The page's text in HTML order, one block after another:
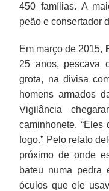
450 famílias. A
peão e consertador
Em março de 2015,
25 anos, pescava
grota, na divisa
homens armados
Vigilância
caminhonete. “Eles
fogo.” Pelo relato
próximo de onde
bateu numa pedra
óculos que ele